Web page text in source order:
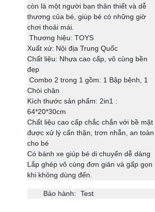
còn là một người bạn thân thiết và dễ
thương của bé, giúp bé có những giờ
chơi thoải mái.
Thương hiệu: TOYS
Xuất xứ: Nội địa Trung Quốc
Chất liệu: Nhựa cao cấp, vô cùng bền
đẹp
Combo 2 trong 1 gồm: 1 Bập bênh, 1
Chòi chân
Kích thước sản phẩm: 2in1 :
64*20*30cm
Chất liệu cao cấp chắc chắn với bề mặt
được xử lý cẩn thận, trơn nhẵn, an toàn
cho bé
Có bánh xe giúp bé di chuyển dễ dàng
Lắp ghép vô cùng đơn giản và gấp gọn
khi không dùng đến.
Bảo hành: Test